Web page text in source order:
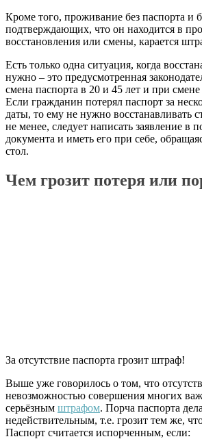
Кроме того, проживание без паспорта и
подтверждающих, что он находится в
восстановления или смены, карается
Есть только одна ситуация, когда
нужно – это предусмотренная
смена паспорта в 20 и 45 лет и при
Если гражданин потерял паспорт за
даты, то ему не нужно восстанавливать
не менее, следует написать заявление в
документа и иметь его при себе,
стол.
Чем грозит потеря или
За отсутствие паспорта грозит штраф!
Выше уже говорилось о том, что
невозможностью совершения многих
серьёзным штрафом. Порча паспорта
недействительным, т.е. грозит тем же,
Паспорт считается испорченным, если: